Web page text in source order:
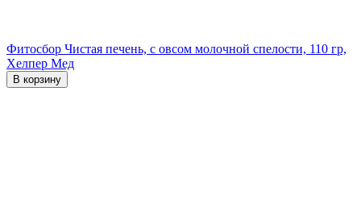
Фитосбор Чистая печень, с овсом молочной спелости, 110 гр,
Хелпер Мед
В корзину